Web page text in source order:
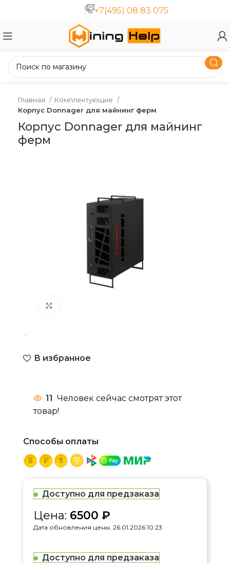
+7(495) 08 83 075
Главная
Комплектующие
Корпус Donnager для майнинг ферм
Корпус Donnager для майнинг
ферм
В избранное
11 Человек сейчас смотрят этот
товар!
Способы оплаты
Доступно для предзаказа
Цена: 6500 ₽
Дата обновления цены: 26.01.2026 10:23
Доступно для предзаказа